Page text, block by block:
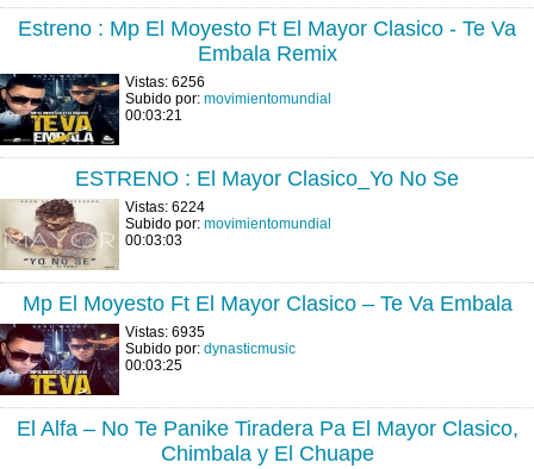
Estreno : Mp El Moyesto Ft El Mayor Clasico - Te Va
Embala Remix
Vistas: 6256
Subido por: movimientomundial
00:03:21
ESTRENO : El Mayor Clasico_Yo No Se
Vistas: 6224
Subido por: movimientomundial
00:03:03
Mp El Moyesto Ft El Mayor Clasico – Te Va Embala
Vistas: 6935
Subido por: dynasticmusic
00:03:25
El Alfa – No Te Panike Tiradera Pa El Mayor Clasico,
Chimbala y El Chuape